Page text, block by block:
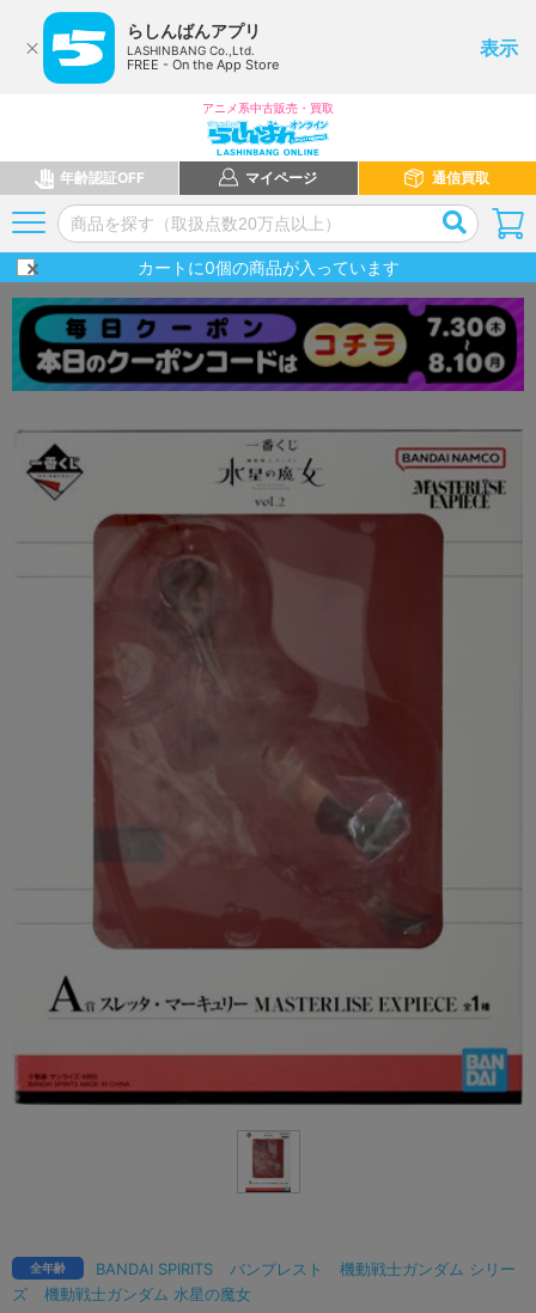
らしんばんアプリ
LASHINBANG Co.,Ltd.
FREE - On the App Store
表示
アニメ系中古販売・買取
年齢認証OFF マイページ 通信買取
カートに0個の商品が入っています
BANDAI SPIRITS バンプレスト
機動戦士ガンダム シリー
ズ
機動戦士ガンダム 水星の魔女
全年齢